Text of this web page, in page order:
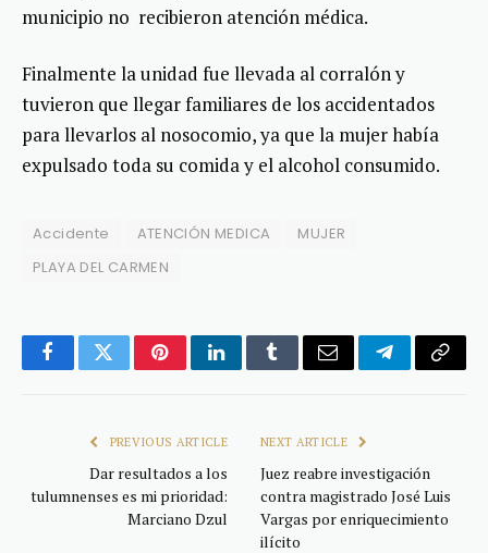
municipio no recibieron atención médica.
Finalmente la unidad fue llevada al corralón y
tuvieron que llegar familiares de los accidentados
para llevarlos al nosocomio, ya que la mujer había
expulsado toda su comida y el alcohol consumido.
Accidente ATENCIÓN MEDICA
MUJER
PLAYA DEL CARMEN
FacebookTwitterPinterestLinkedInTumblrEmail TelegramCopy
PREVIOUS ARTICLE
Dar resultados a los
tulumnenses es mi prioridad:
Marciano Dzul
NEXT ARTICLE
Juez reabre investigación
contra magistrado José Luis
Vargas por enriquecimiento
ilícito